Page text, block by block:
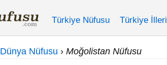
Türkiye Nüfusu Türkiye İlleri
Dünya Nüfusu › Moğolistan Nüfusu